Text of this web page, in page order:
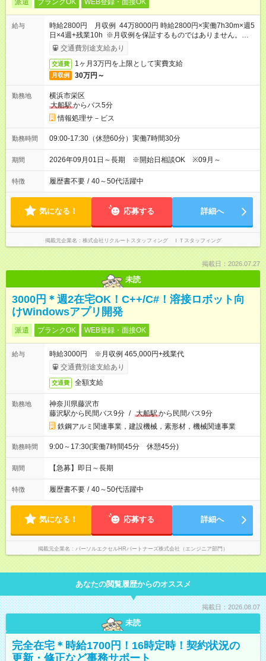
派遣 ブランクOK WEB登録・面接OK
給与
時給2800円 月収例 44万8000円 時給2800円×実働7h30m×週5
日×4週+残業10h ※月収例を保証するものではありません。※給
与即受取りサービス利用可（利用条件有）
交通費別途支給あり
交通費 1ヶ月3万円を上限として実費支給
月収例 30万円～
勤務地
横浜市栄区
大船駅からバス5分
情報処理サ－ビス
勤務時間 09:00-17:30（休憩60分）実働7時間30分
期間 2026年09月01日～長期 ※開始日相談OK ※09月～
特徴 履歴書不要 / 40～50代活躍中
気になる！ 応募する 詳細へ
掲載元企業名 株式会社リクルートスタッフィング ＩＴスタッフィング
掲載日：2026.07.27
未読
3000円＊週2在宅OK！C++/C#！溶接ロボット向
けWindowsアプリ開発
派遣 ブランクOK WEB登録・面接OK
給与
時給3000円 ※月収例 465,000円+残業代
交通費別途支給あり
交通費 全額支給
勤務地
神奈川県藤沢市
藤沢駅から民間バス9分 / 大船駅から民間バス9分
鉄鋼アルミ関連事業，建設機械，素形材，機械関連事業
勤務時間 9:00～17:30(実働7時間45分 休憩45分)
期間 【急募】即日～長期
特徴 履歴書不要 / 40～50代活躍中
気になる！ 応募する 詳細へ
掲載元企業名 パーソルエクセルHRパートナーズ株式会社（エンジニア部門）
あなたの閲覧履歴からのオススメ
掲載日：2026.08.07
未読
完全在宅＊時給1700円！16時定時！契約状況の
更新・修正など事務サポート